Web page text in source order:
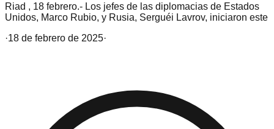
Riad , 18 febrero.- Los jefes de las diplomacias de Estados
Unidos, Marco Rubio, y Rusia, Serguéi Lavrov, iniciaron este
·18 de febrero de 2025·